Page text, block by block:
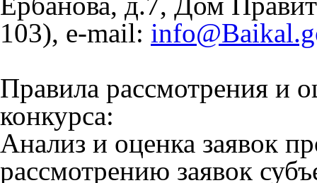
103), e-mail:
Правила рассмотрения и
конкурса:
Анализ и оценка заявок
рассмотрению заявок